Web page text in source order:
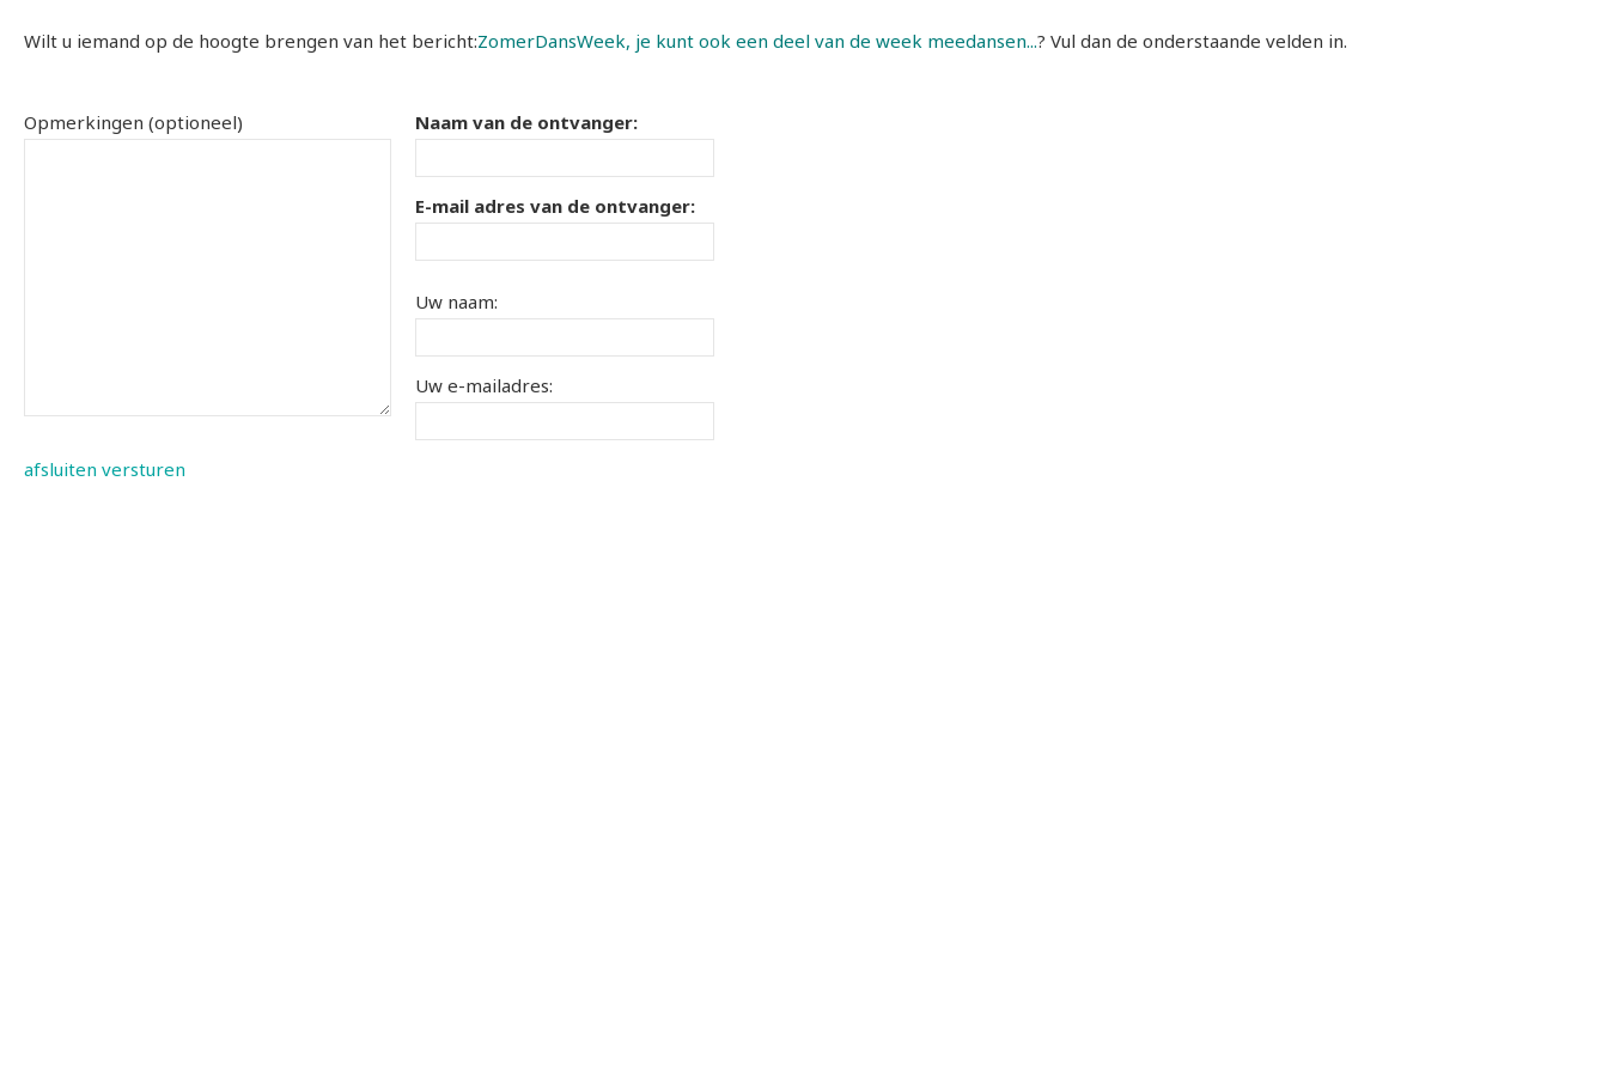
Wilt u iemand op de hoogte brengen van het bericht:ZomerDansWeek, je kunt ook een deel van de week meedansen...? Vul dan de onderstaande velden in.
Opmerkingen (optioneel) Naam van de ontvanger:
E-mail adres van de ontvanger:
Uw naam:
Uw e-mailadres:
afsluiten versturen